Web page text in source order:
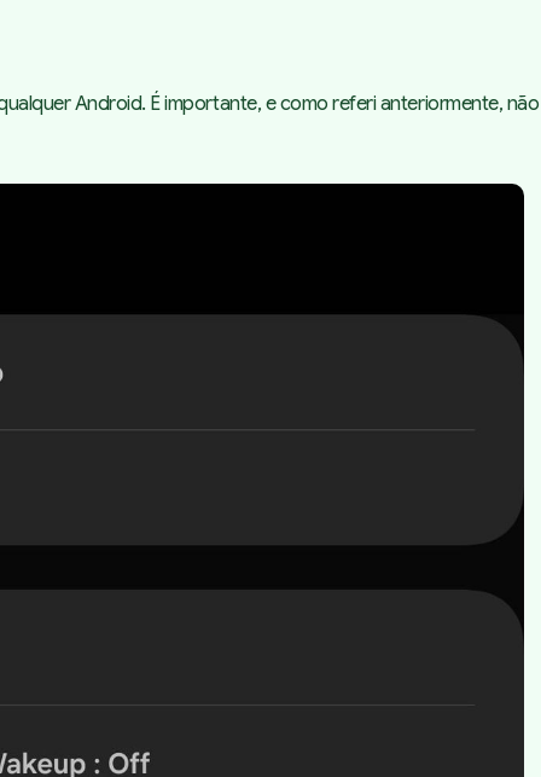
Android. É importante, e como referi anteriormente, não